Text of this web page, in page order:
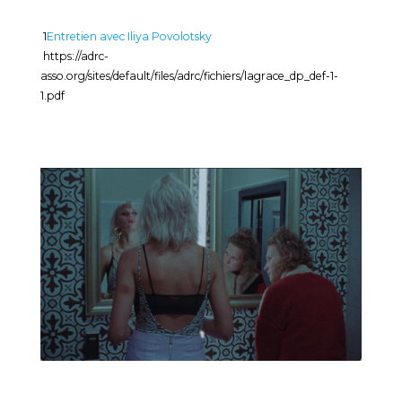
1Entretien avec Iliya Povolotsky
https://adrc-
asso.org/sites/default/files/adrc/fichiers/lagrace_dp_def-1-
1.pdf